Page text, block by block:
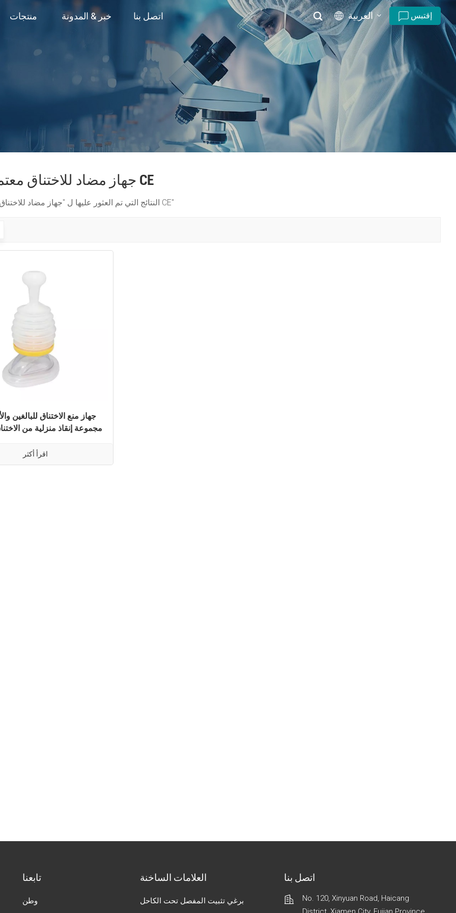
منتجات خبر & المدونة اتصل بنا العربية
English
русский
español
português
إقتبس
جهاز مضاد للاختناق معتمد من CE
1 النتائج التي تم العثور عليها ل "جهاز مضاد للاختناق معتمد من CE"
جهاز منع الاختناق للبالغين
مجموعة إنقاذ منزلية من
اقرأ أكثر
تابعنا
وطن
العلامات الساخنة
برغي تثبيت المفصل تحت الكاحل
اتصل بنا
No. 120, Xinyuan Road, Haicang